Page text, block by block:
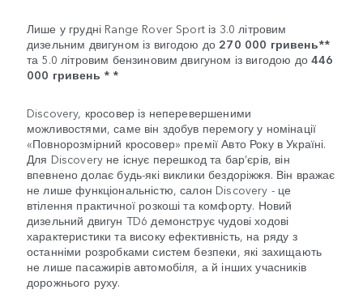
Лише у грудні Range Rover Sport із 3.0 літровим
дизельним двигуном із вигодою до 270 000 гривень**
та 5.0 літровим бензиновим двигуном із вигодою до446
000 гривень * *
Discovery, кросовер із неперевершеними
можливостями, саме він здобув перемогу у номінації
«Повнорозмірний кросовер» премії Авто Року в Україні.
Для Discovery не існує перешкод та бар’єрів, він
впевнено долає будь-які виклики бездоріжжя. Він вражає
не лише функціональністю, салон Discovery - це
втілення практичної розкоші та комфорту. Новий
дизельний двигун TD6 демонструє чудові ходові
характеристики та високу ефективність, на ряду з
останніми розробками систем безпеки, які захищають
не лише пасажирів автомобіля, а й інших учасників
дорожнього руху.